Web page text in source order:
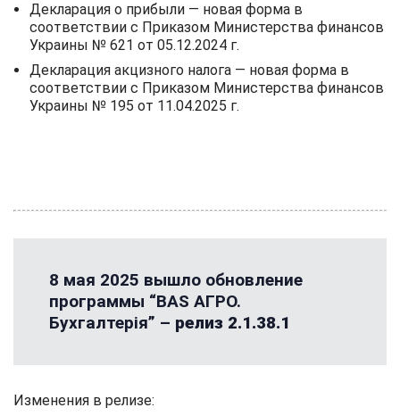
Декларация о прибыли — новая форма в
соответствии с Приказом Министерства финансов
Украины № 621 от 05.12.2024 г.
Декларация акцизного налога — новая форма в
соответствии с Приказом Министерства финансов
Украины № 195 от 11.04.2025 г.
8 мая 2025 вышло обновление
программы “BAS АГРО.
Бухгалтерія” – релиз 2.1.38.1
Изменения в релизе: